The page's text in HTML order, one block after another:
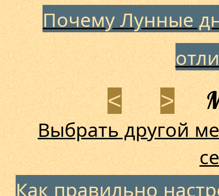
Почему Лунные
< >
Выбрать другой
Как правильно